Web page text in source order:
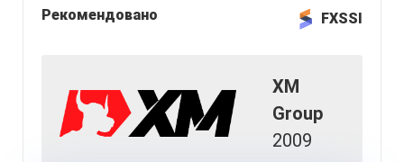
Рекомендовано FXSSI
XM
Group
2009